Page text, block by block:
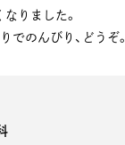
りました。
でのんびり、どうぞ。